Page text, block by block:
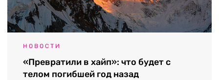
НОВОСТИ
«Превратили в хайп»: что будет с
телом погибшей год назад